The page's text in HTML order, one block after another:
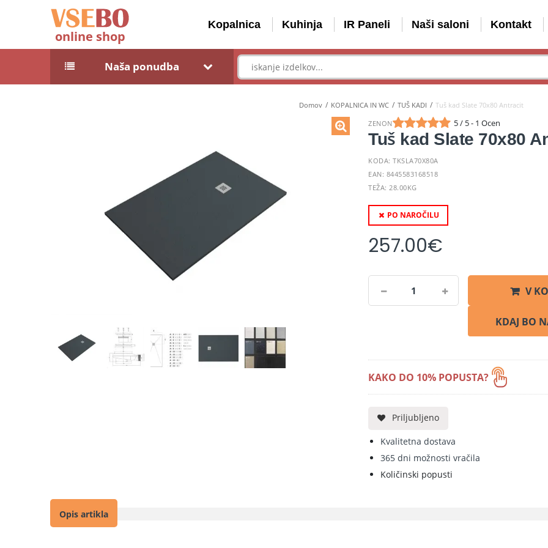
online shop
Kopalnica Kuhinja IR Paneli Naši saloni Kontakt
Naša ponudba
Domov KOPALNICA IN WC TUŠ KADI
Tuš kad Slate 70x80 Antracit
ZENON
5 / 5 - 1 Ocen
Tuš kad Slate 70x80
KODA: TKSLA70X80A
EAN: 8445583168518
TEŽA: 28.00KG
PO NAROČILU
257.00€
V
KAKO DO 10% POPUSTA?
Priljubljeno
Kvalitetna dostava
365 dni možnosti vračila
Količinski popusti
Opis artikla